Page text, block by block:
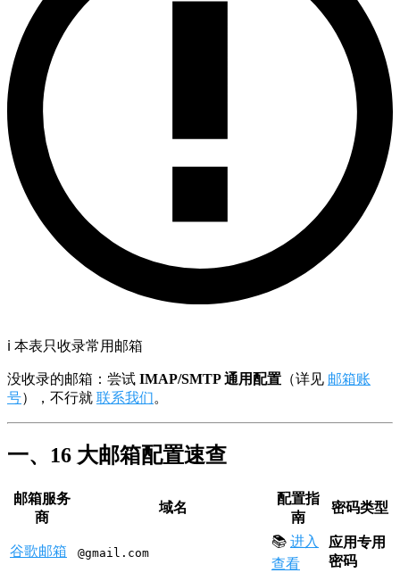
ℹ️ 本表只收录常用邮箱
没收录的邮箱：尝试 IMAP/SMTP 通用配置 （详见 邮箱账
号），不行就 联系我们。
一、16 大邮箱配置速查
邮箱服务
商
域名
配置指
南
密码类型
谷歌邮箱 @gmail.com
📚 进入
查看
应用专用
密码